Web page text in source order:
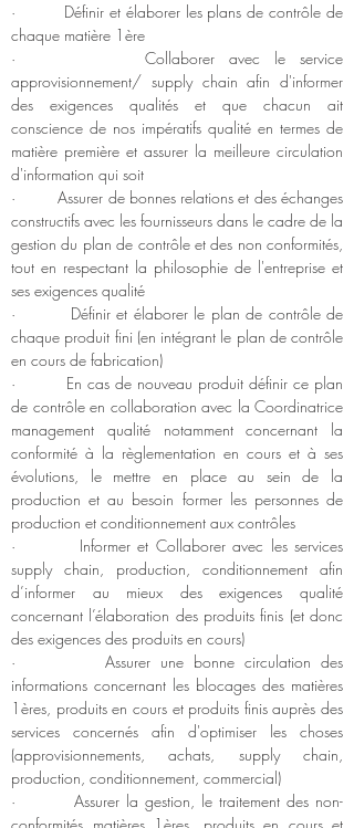
·         Définir et élaborer les plans de contrôle de
chaque matière 1ère
·         Collaborer avec le service
approvisionnement/ supply chain afin d'informer
des exigences qualités et que chacun ait
conscience de nos impératifs qualité en termes de
matière première et assurer la meilleure circulation
d'information qui soit
·         Assurer de bonnes relations et des échanges
constructifs avec les fournisseurs dans le cadre de la
gestion du plan de contrôle et des non conformités,
tout en respectant la philosophie de l'entreprise et
ses exigences qualité
·         Définir et élaborer le plan de contrôle de
chaque produit fini (en intégrant le plan de contrôle
en cours de fabrication)
·         En cas de nouveau produit définir ce plan
de contrôle en collaboration avec la Coordinatrice
management qualité notamment concernant la
conformité à la règlementation en cours et à ses
évolutions, le mettre en place au sein de la
production et au besoin former les personnes de
production et conditionnement aux contrôles
·         Informer et Collaborer avec les services
supply chain, production, conditionnement afin
d’informer au mieux des exigences qualité
concernant l’élaboration des produits finis (et donc
des exigences des produits en cours)
·         Assurer une bonne circulation des
informations concernant les blocages des matières
1ères, produits en cours et produits finis auprès des
services concernés afin d'optimiser les choses
(approvisionnements, achats, supply chain,
production, conditionnement, commercial)
·         Assurer la gestion, le traitement des non-